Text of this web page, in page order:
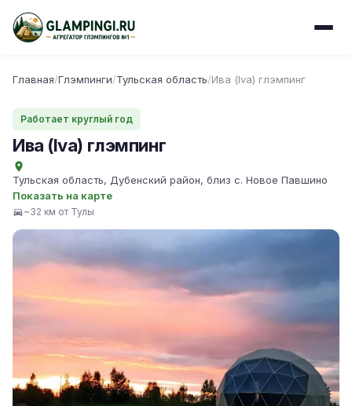
Главная/Глэмпинги/Тульская область/Ива (Iva) глэмпинг
Работает круглый год
Ива (Iva) глэмпинг
Тульская область, Дубенский район, близ с. Новое Павшино
Показать на карте
~32 км от Тулы